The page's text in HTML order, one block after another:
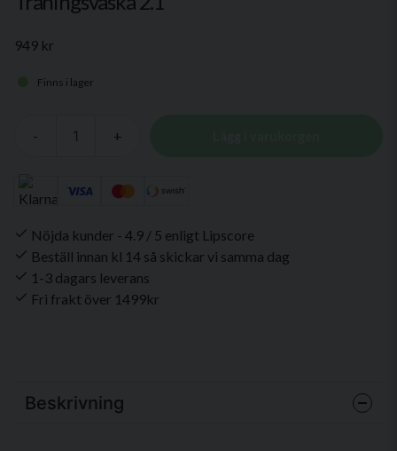
949 kr
Finns i lager
- +
Nöjda kunder - 4.9 / 5 enligt Lipscore
Beställ innan kl 14 så skickar vi samma dag
1-3 dagars leverans
Fri frakt över 1499kr
Beskrivning